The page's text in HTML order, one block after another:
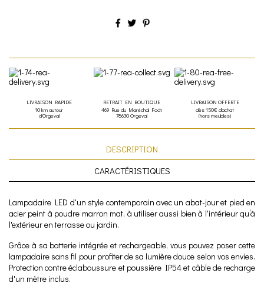
LIVRAISON RAPIDE
10 km autour
d'Orgeval
RETRAIT EN BOUTIQUE
469 Rue du Maréchal Foch
78630 Orgeval
LIVRAISON OFFERTE
dès 150€ d'achat
(hors meubles)
DESCRIPTION
CARACTÉRISTIQUES
Lampadaire LED d'un style contemporain avec un abat-jour et pied en
acier peint à poudre marron mat, à utiliser aussi bien à l'intérieur qu’à
l'extérieur en terrasse ou jardin.
Grâce à sa batterie intégrée et rechargeable, vous pouvez poser cette
lampadaire sans fil pour profiter de sa lumière douce selon vos envies.
Protection contre éclaboussure et poussière IP54 et câble de recharge
d'un mètre inclus.